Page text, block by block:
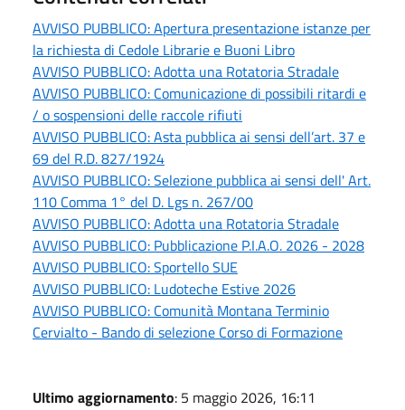
AVVISO PUBBLICO: Apertura presentazione istanze per
la richiesta di Cedole Librarie e Buoni Libro
AVVISO PUBBLICO: Adotta una Rotatoria Stradale
AVVISO PUBBLICO: Comunicazione di possibili ritardi e
/ o sospensioni delle raccole rifiuti
AVVISO PUBBLICO: Asta pubblica ai sensi dell’art. 37 e
69 del R.D. 827/1924
AVVISO PUBBLICO: Selezione pubblica ai sensi dell' Art.
110 Comma 1° del D. Lgs n. 267/00
AVVISO PUBBLICO: Adotta una Rotatoria Stradale
AVVISO PUBBLICO: Pubblicazione P.I.A.O. 2026 - 2028
AVVISO PUBBLICO: Sportello SUE
AVVISO PUBBLICO: Ludoteche Estive 2026
AVVISO PUBBLICO: Comunità Montana Terminio
Cervialto - Bando di selezione Corso di Formazione
Ultimo aggiornamento: 5 maggio 2026, 16:11